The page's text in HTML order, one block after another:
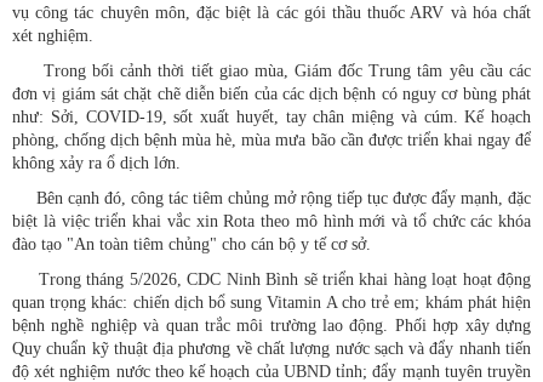
vụ công tác chuyên môn, đặc biệt là các gói thầu thuốc ARV và hóa chất
xét nghiệm.
Trong bối cảnh thời tiết giao mùa, Giám đốc Trung tâm yêu cầu các
đơn vị giám sát chặt chẽ diễn biến của các dịch bệnh có nguy cơ bùng phát
như: Sởi, COVID-19, sốt xuất huyết, tay chân miệng và cúm. Kế hoạch
phòng, chống dịch bệnh mùa hè, mùa mưa bão cần được triển khai ngay để
không xảy ra ổ dịch lớn.
Bên cạnh đó, công tác tiêm chủng mở rộng tiếp tục được đẩy mạnh, đặc
biệt là việc triển khai vắc xin Rota theo mô hình mới và tổ chức các khóa
đào tạo "An toàn tiêm chủng" cho cán bộ y tế cơ sở.
Trong tháng 5/2026, CDC Ninh Bình sẽ triển khai hàng loạt hoạt động
quan trọng khác: chiến dịch bổ sung Vitamin A cho trẻ em; khám phát hiện
bệnh nghề nghiệp và quan trắc môi trường lao động. Phối hợp xây dựng
Quy chuẩn kỹ thuật địa phương về chất lượng nước sạch và đẩy nhanh tiến
độ xét nghiệm nước theo kế hoạch của UBND tỉnh; đẩy mạnh tuyên truyền